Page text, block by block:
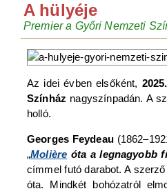
A hülyéje
Premier a Győri Nemzeti
Az idei évben elsőként,
Színház nagyszínpadán. A
holló.
Georges Feydeau
„Molière óta a legnagyobb
címmel futó darabot. A
óta. Mindkét bohózatról